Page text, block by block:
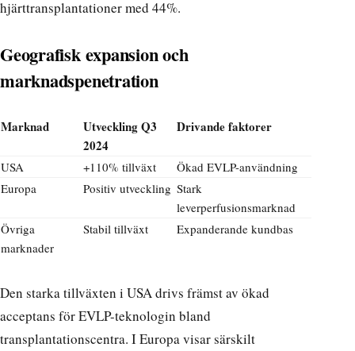
hjärttransplantationer med 44%.
Geografisk expansion och
marknadspenetration
Marknad
Utveckling Q3
2024
Drivande faktorer
USA +110% tillväxt
Ökad EVLP-användning
Europa
Positiv utveckling Stark
leverperfusionsmarknad
Övriga
marknader
Stabil tillväxt Expanderande kundbas
Den starka tillväxten i USA drivs främst av ökad
acceptans för EVLP-teknologin bland
transplantationscentra. I Europa visar särskilt